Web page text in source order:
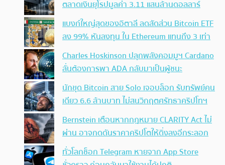
ตลาดเงินยุโรปมูลค่า 3.11 แสนล้านดอลลาร์
แบงก์ใหญ่สุดของอิตาลี ลดสัดส่วน Bitcoin ETF
ลง 99% หันลงทุน ใน Ethereum แทนถึง 3 เท่า
Charles Hoskinson ปลุกพลังคอมมูฯ Cardano
ลั่นต้องการพา ADA กลับมาเป็นผู้ชนะ
นักขุด Bitcoin สาย Solo เจอบล็อก รับทรัพย์คน
เดียว 6.6 ล้านบาท ไม่สนวิกฤตศรัทธาคริปโทฯ
Bernstein เตือนหากกฎหมาย CLARITY Act ไม่
ผ่าน อาจกดดันราคาคริปโตให้ดิ่งลงอีกระลอก
ทั่วโลกช็อก Telegram หายจาก App Store